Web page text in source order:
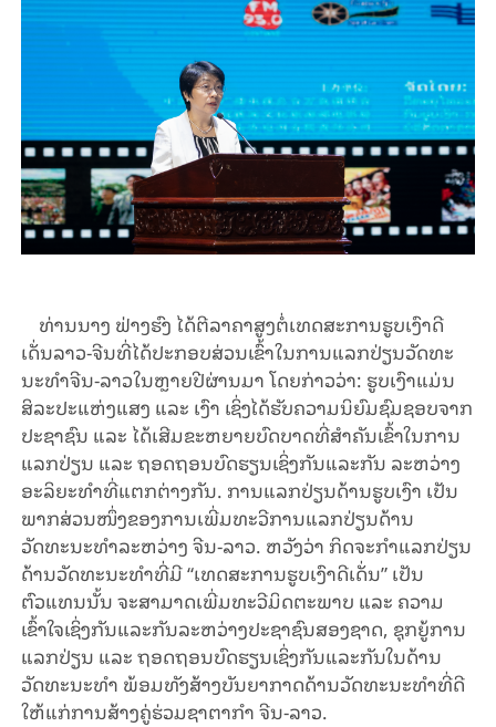
ທ່ານນາງ ຟ່າງຮົງ ໄດ້ຕີລາຄາສູງຕໍ່ເທດສະການຮູບເງົາດີ
ເດັ່ນລາວ-ຈີນທີ່ໄດ້ປະກອບສ່ວນເຂົ້າໃນການແລກປ່ຽນວັດທະ
ນະທຳຈີນ-ລາວໃນຫຼາຍປີຜ່ານມາໂດຍກ່າວວ່າ: ຮູບເງົາແມ່ນ
ສິລະປະແຫ່ງແສງ ແລະ ເງົາ ເຊິ່ງໄດ້ຮັບຄວາມນິຍົມຊົມຊອບຈາກ
ປະຊາຊົນ ແລະ ໄດ້ເສີມຂະຫຍາຍບົດບາດທີ່ສຳຄັນເຂົ້າໃນການ
ແລກປ່ຽນ ແລະ ຖອດຖອນບົດຮຽນເຊິ່ງກັນແລະກັນ ລະຫວ່າງ
ອະລິຍະທຳທີ່ແຕກຕ່າງກັນ. ການແລກປ່ຽນດ້ານຮູບເງົາ ເປັນ
ພາກສ່ວນໜຶ່ງຂອງການເພີ່ມທະວີການແລກປ່ຽນດ້ານ
ວັດທະນະທຳລະຫວ່າງ ຈີນ-ລາວ. ຫວັງວ່າ ກິດຈະກຳແລກປ່ຽນ
ດ້ານວັດທະນະທຳທີ່ມີ “ເທດສະການຮູບເງົາດີເດັ່ນ” ເປັນ
ຕົວແທນນັ້ນ ຈະສາມາດເພີ່ມທະວີມິດຕະພາບ ແລະ ຄວາມ
ເຂົ້າໃຈເຊິ່ງກັນແລະກັນລະຫວ່າງປະຊາຊົນສອງຊາດ, ຊຸກຍູ້ການ
ແລກປ່ຽນ ແລະ ຖອດຖອນບົດຮຽນເຊິ່ງກັນແລະກັນໃນດ້ານ
ວັດທະນະທຳ ພ້ອມທັງສ້າງບັນຍາກາດດ້ານວັດທະນະທຳທີ່ດີ
ໃຫ້ແກ່ການສ້າງຄູ່ຮ່ວມຊາຕາກຳ ຈີນ-ລາວ.